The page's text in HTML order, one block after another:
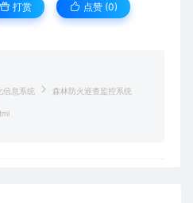
打赏 点赞 (0)
信息系统 森林防火巡查监控系统